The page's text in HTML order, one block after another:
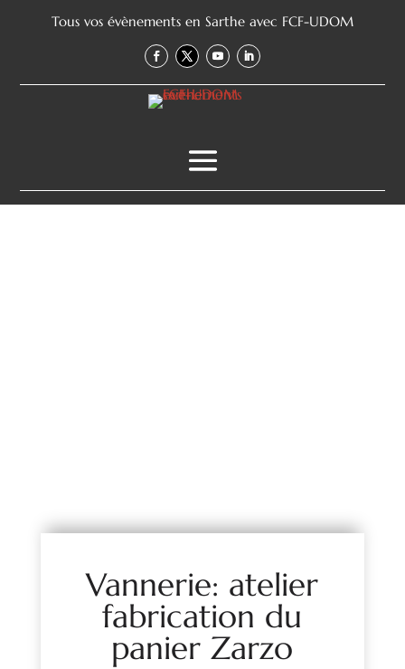
Tous vos évènements en Sarthe avec FCF-UDOM
Vannerie: atelier
fabrication du
panier Zarzo